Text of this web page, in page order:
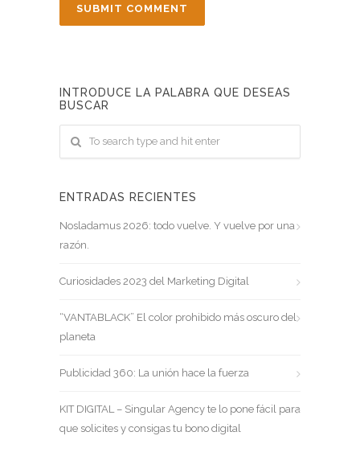
INTRODUCE LA PALABRA QUE DESEAS
BUSCAR
ENTRADAS RECIENTES
Nosladamus 2026: todo vuelve. Y vuelve por una
razón.
Curiosidades 2023 del Marketing Digital
“VANTABLACK” El color prohibido más oscuro del
planeta
Publicidad 360: La unión hace la fuerza
KIT DIGITAL – Singular Agency te lo pone fácil para
que solicites y consigas tu bono digital